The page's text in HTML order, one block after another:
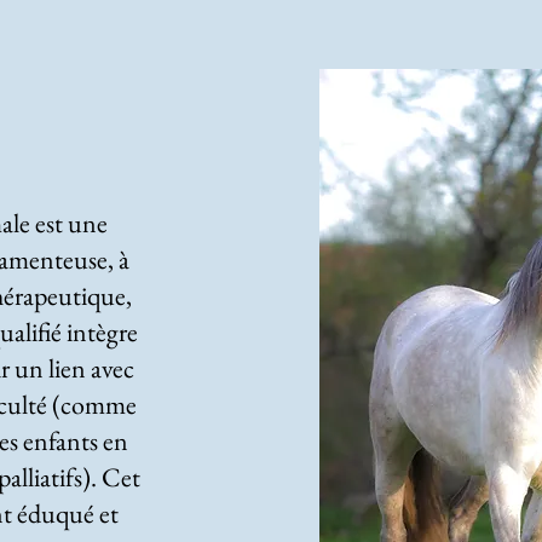
est une
à
intègre
un lien avec
(comme
enfants en
Cet
éduqué et